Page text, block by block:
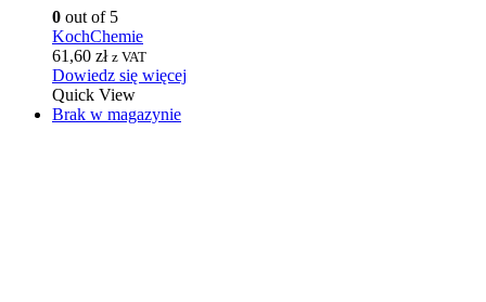
0 out of 5
KochChemie
61,60 zł z VAT
Dowiedz się więcej
Quick View
Brak w magazynie